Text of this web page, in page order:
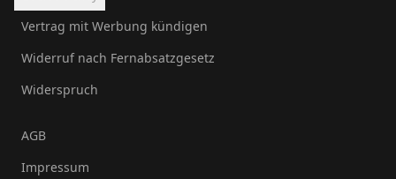
Vertrag mit Werbung kündigen
Widerruf nach Fernabsatzgesetz
Widerspruch
AGB
Impressum